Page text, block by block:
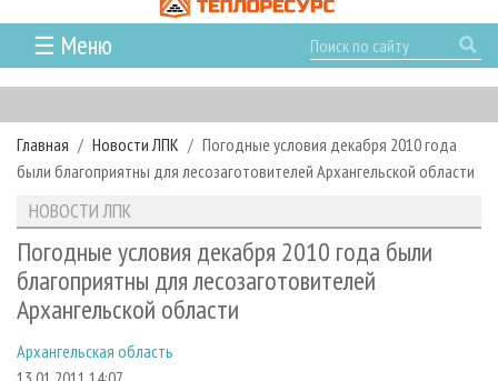
☰ Меню
ГЛАВНАЯ
РУБРИКИ И ТЕМЫ
РУБРИКИ ЖУРНАЛА
ЛЕСОЗАГОТОВКА
ЛЕСОПИЛЕНИЕ
ДЕРЕВООБРАБОТКА
СУШКА ДРЕВЕСИНЫ
НОВОСТИ
НОВОСТИ ЛПК
НОВОСТИ ЖУРНАЛА
НОВОСТИ КОМПАНИЙ
ПРОЕКТЫ ЛПИ
АНАЛИТИКА
ПРЕДПРИЯТИЯ ЛПК
ЛЕСНЫЕ РЕГИОНЫ РОССИИ
ПЕРСОНЫ
АРХИВ ЖУРНАЛОВ
СТАТЬИ
О ЖУРНАЛЕ
ПОДПИСКА
КОНТАКТЫ
РЕКЛАМОДАТЕЛЯМ
РЕКЛАМА
Главная Новости ЛПК
Погодные условия декабря 2010 года
были благоприятны для лесозаготовителей Архангельской области
НОВОСТИ ЛПК
Погодные условия декабря 2010 года были
благоприятны для лесозаготовителей
Архангельской области
Архангельская область